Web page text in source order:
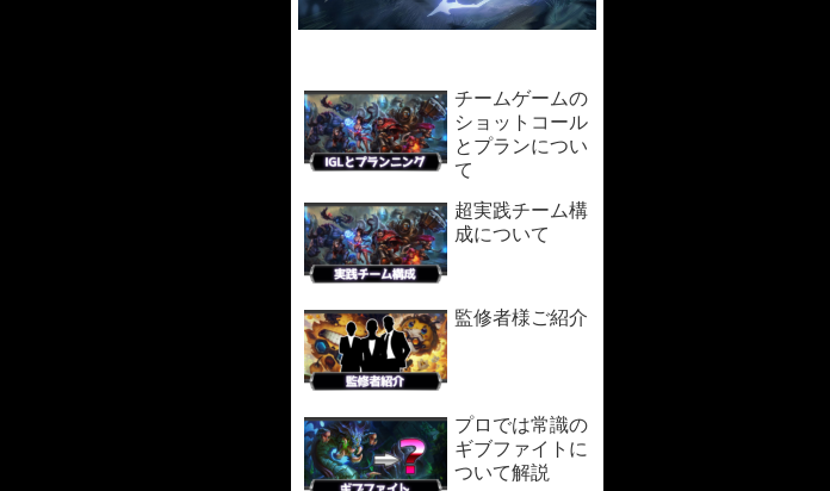
チームゲームの
ショットコール
とプランについ
て
超実践チーム構
成について
監修者様ご紹介
プロでは常識の
ギブファイトに
ついて解説